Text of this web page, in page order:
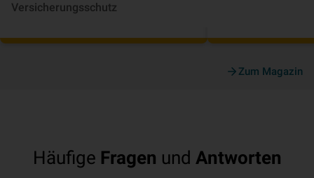
Versicherungsschutz
Zum Magazin
Häufige Fragen und Antworten